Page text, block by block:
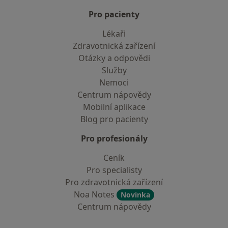
Pro pacienty
Lékaři
Zdravotnická zařízení
Otázky a odpovědi
Služby
Nemoci
Centrum nápovědy
Mobilní aplikace
Blog pro pacienty
Pro profesionály
Ceník
Pro specialisty
Pro zdravotnická zařízení
Noa Notes
Novinka
Centrum nápovědy